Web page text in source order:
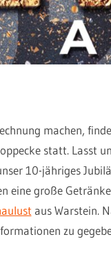
machen,
statt. Lasst
10-jähriges
eine große
aus Warstein.
zu